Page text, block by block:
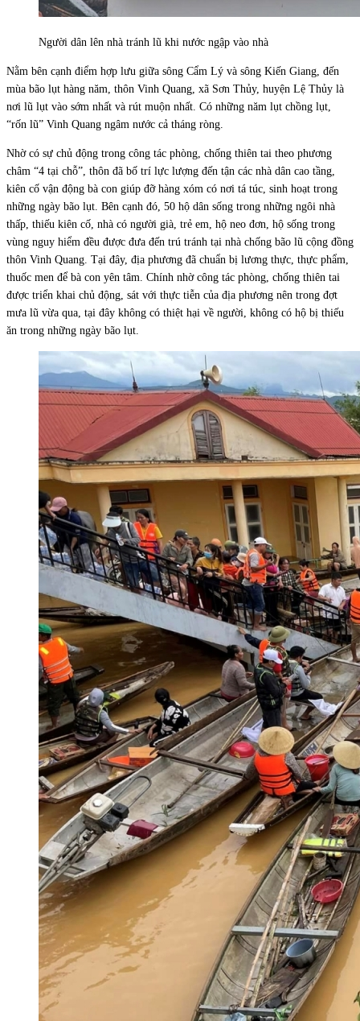
Người dân lên nhà tránh lũ khi nước ngập vào nhà
Nằm bên cạnh điểm hợp lưu giữa sông Cẩm Lý và sông Kiến Giang, đến
mùa bão lụt hàng năm, thôn Vinh Quang, xã Sơn Thủy, huyện Lệ Thủy là
nơi lũ lụt vào sớm nhất và rút muộn nhất. Có những năm lụt chồng lụt,
“rốn lũ” Vinh Quang ngâm nước cả tháng ròng.
Nhờ có sự chủ động trong công tác phòng, chống thiên tai theo phương
châm “4 tại chỗ”, thôn đã bố trí lực lượng đến tận các nhà dân cao tầng,
kiên cố vận động bà con giúp đỡ hàng xóm có nơi tá túc, sinh hoạt trong
những ngày bão lụt. Bên cạnh đó, 50 hộ dân sống trong những ngôi nhà
thấp, thiếu kiên cố, nhà có người già, trẻ em, hộ neo đơn, hộ sống trong
vùng nguy hiểm đều được đưa đến trú tránh tại nhà chống bão lũ cộng đồng
thôn Vinh Quang. Tại đây, địa phương đã chuẩn bị lương thực, thực phẩm,
thuốc men để bà con yên tâm. Chính nhờ công tác phòng, chống thiên tai
được triển khai chủ động, sát với thực tiễn của địa phương nên trong đợt
mưa lũ vừa qua, tại đây không có thiệt hại về người, không có hộ bị thiếu
ăn trong những ngày bão lụt.